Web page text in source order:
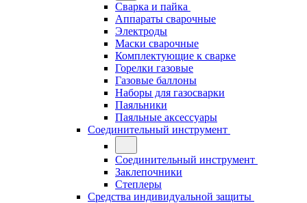
Сварка и пайка
Аппараты сварочные
Электроды
Маски сварочные
Комплектующие к сварке
Горелки газовые
Газовые баллоны
Наборы для газосварки
Паяльники
Паяльные аксессуары
Соединительный инструмент
Соединительный инструмент
Заклепочники
Степлеры
Средства индивидуальной защиты